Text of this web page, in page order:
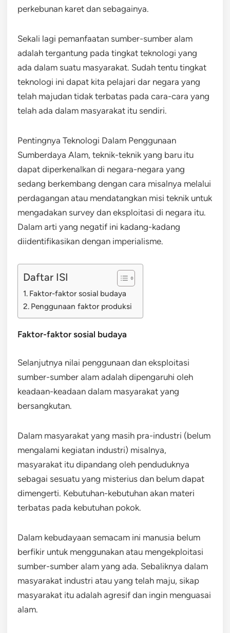
perkebunan karet dan sebagainya.
Sekali lagi pemanfaatan sumber-sumber alam
adalah tergantung pada tingkat teknologi yang
ada dalam suatu masyarakat. Sudah tentu tingkat
teknologi ini dapat kita pelajari dar negara yang
telah majudan tidak terbatas pada cara-cara yang
telah ada dalam masyarakat itu sendiri.
Pentingnya Teknologi Dalam Penggunaan
Sumberdaya Alam, teknik-teknik yang baru itu
dapat diperkenalkan di negara-negara yang
sedang berkembang dengan cara misalnya melalui
perdagangan atau mendatangkan misi teknik untuk
mengadakan survey dan eksploitasi di negara itu.
Dalam arti yang negatif ini kadang-kadang
diidentifikasikan dengan imperialisme.
Daftar ISI
Faktor-faktor sosial budaya
Penggunaan faktor produksi
Faktor-faktor sosial budaya
Selanjutnya nilai penggunaan dan eksploitasi
sumber-sumber alam adalah dipengaruhi oleh
keadaan-keadaan dalam masyarakat yang
bersangkutan.
Dalam masyarakat yang masih pra-industri (belum
mengalami kegiatan industri) misalnya,
masyarakat itu dipandang oleh penduduknya
sebagai sesuatu yang misterius dan belum dapat
dimengerti. Kebutuhan-kebutuhan akan materi
terbatas pada kebutuhan pokok.
Dalam kebudayaan semacam ini manusia belum
berfikir untuk menggunakan atau mengekploitasi
sumber-sumber alam yang ada. Sebaliknya dalam
masyarakat industri atau yang telah maju, sikap
masyarakat itu adalah agresif dan ingin menguasai
alam.